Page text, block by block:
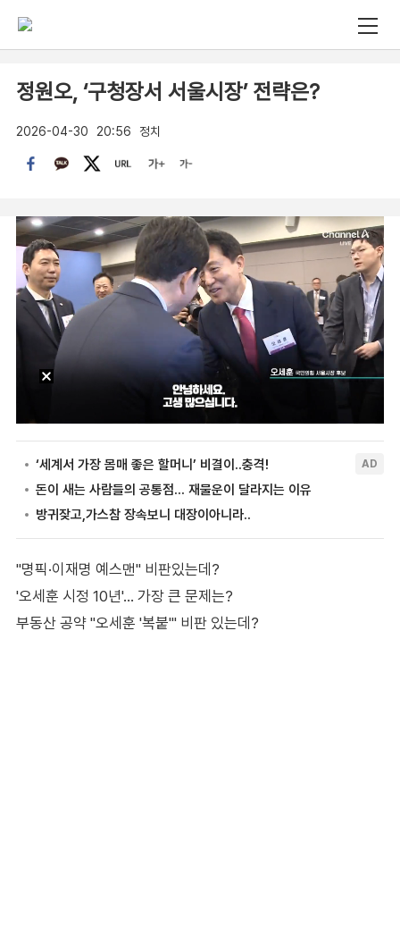
정원오, ‘구청장서 서울시장’ 전략은?
2026-04-30 20:56 정치
"명픽·이재명 예스맨" 비판있는데?
'오세훈 시정 10년'… 가장 큰 문제는?
부동산 공약 "오세훈 '복붙'" 비판 있는데?